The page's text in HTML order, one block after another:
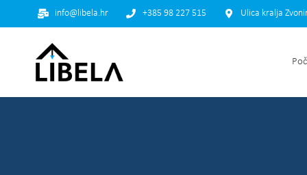
info@libela.hr +385 98 227 515 Ulica kralja